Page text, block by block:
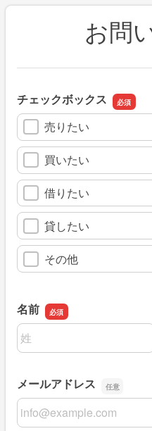
お問
チェックボックス
売りたい
買いたい
借りたい
貸したい
その他
名前
名前の姓
メールアドレス
メールアドレス